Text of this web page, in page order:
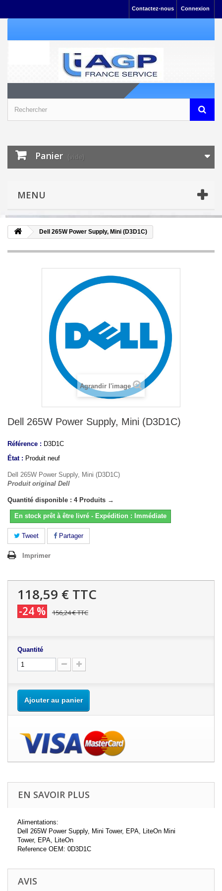
Connexion
Contactez-nous
Panier (vide)
MENU
Dell 265W Power Supply, Mini (D3D1C)
Agrandir l'image
Dell 265W Power Supply, Mini (D3D1C)
Référence : D3D1C
État : Produit neuf
Dell 265W Power Supply, Mini (D3D1C)
Produit original Dell
Quantité disponible : 4 Produits →
En stock prêt à être livré - Expédition : Immédiate
Tweet Partager
Imprimer
118,59 € TTC
-24 % 156,24 €TTC
Quantité
Ajouter au panier
EN SAVOIR PLUS
Alimentations:
Dell 265W Power Supply, Mini Tower, EPA, LiteOn Mini
Tower, EPA, LiteOn
Reference OEM: 0D3D1C
AVIS